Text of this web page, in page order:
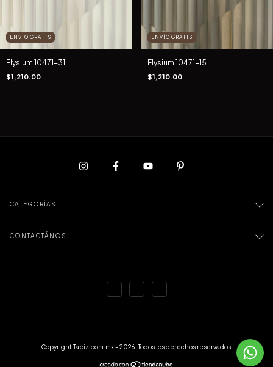
ENVÍO GRATIS
Elysium 10471-31
$1,210.00
ENVÍO GRATIS
Elysium 10471-15
$1,210.00
CATEGORÍAS
CONTACTÁNOS
Copyright Tapiz.com.mx - 2026. Todos los derechos reservados.